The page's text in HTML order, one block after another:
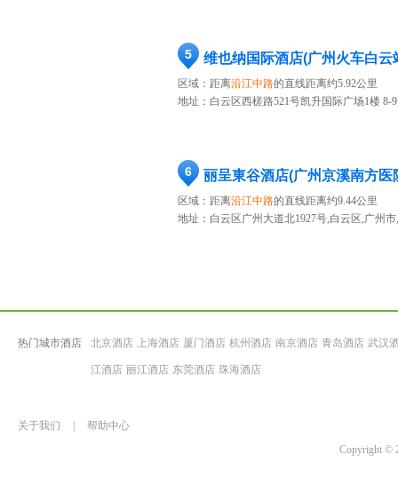
5 维也纳国际酒店(广州火车白云
区域：距离沿江中路的直线距离约5.92公里
地址： 白云区西槎路521号凯升国际广场1楼 8-
6 丽呈東谷酒店(广州京溪南方医
区域：距离沿江中路的直线距离约9.44公里
地址： 白云区广州大道北1927号,白云区,广州
热门城市酒店 北京酒店 上海酒店 厦门酒店 杭州酒店 南京酒店 青岛酒店 武汉
江酒店 丽江酒店 东莞酒店 珠海酒店
关于我们
帮助中心
Copyright ©